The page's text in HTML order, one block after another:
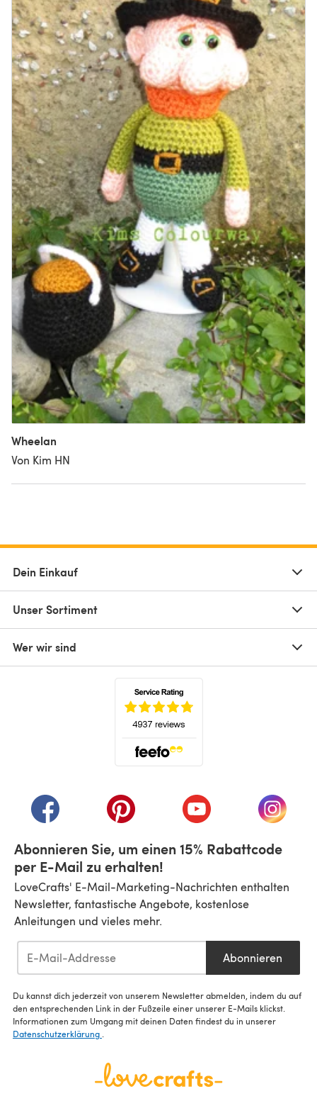
Wheelan
Von Kim HN
Dein Einkauf
Unser Sortiment
Wer wir sind
(öffnet sich in einem neuen Tab)
(öffnet sich in einem neuen Tab)
(öffnet sich in einem
(öffnet
Abonnieren Sie, um einen 15% Rabattcode
per E-Mail zu erhalten!
LoveCrafts' E-Mail-Marketing-Nachrichten enthalten
Newsletter, fantastische Angebote, kostenlose
Anleitungen und vieles mehr.
Abonnieren
Du kannst dich jederzeit von unserem Newsletter abmelden, indem du auf
den entsprechenden Link in der Fußzeile einer unserer E-Mails klickst.
Informationen zum Umgang mit deinen Daten findest du in unserer
Datenschutzerklärung .